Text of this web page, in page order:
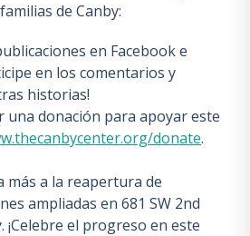
de Canby:
en Facebook e
en los comentarios y
historias!
una donación para apoyar este
donate.
más a la reapertura de
ampliadas en 681 SW 2nd
¡Celebre el progreso en este